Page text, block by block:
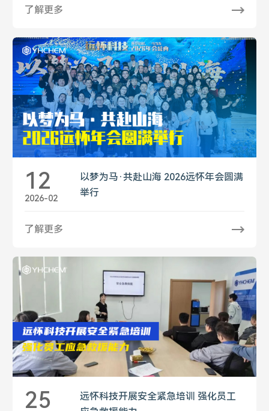
了解更多
12
2026-02
以梦为马·共赴山海 2026远怀年会圆满
举行
了解更多
25
远怀科技开展安全紧急培训 强化员工